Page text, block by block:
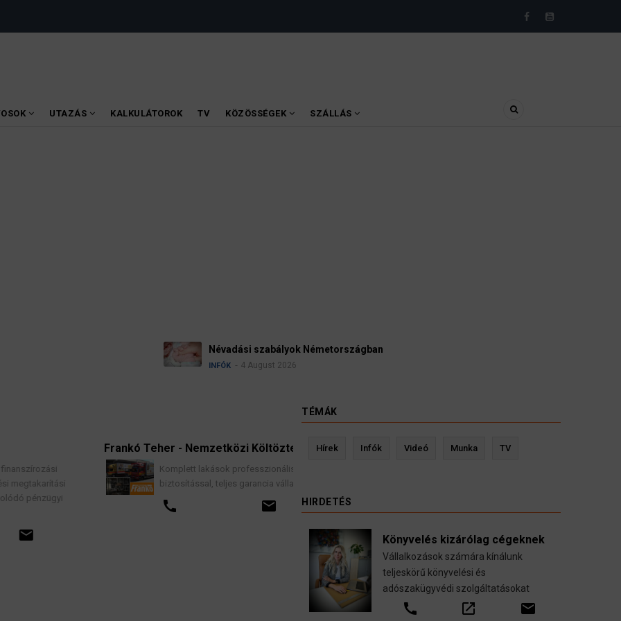
UTAZÁS KALKULÁTOROK TV KÖZÖSSÉGEK SZÁLLÁS
Frankó Teher - Nemzetközi Költöztetés
Komplett lakások professzionális költöztetése
biztosítással, teljes garancia vállalással.
Kevin Ressler biztosítási szakértő
TÉMÁK
Hírek Infók Videó Munka TV
HIRDETÉS
Könyvelés kizárólag cégeknek
Vállalkozások számára kínálunk
teljeskörű könyvelési és
adószakügyvédi szolgáltatásokat
call open_in_new email